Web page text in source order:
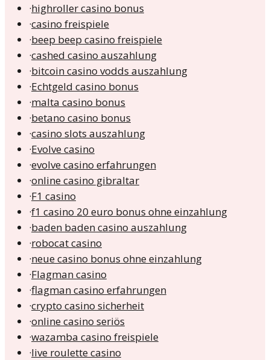
·highroller casino bonus
·casino freispiele
·beep beep casino freispiele
·cashed casino auszahlung
·bitcoin casino vodds auszahlung
·Echtgeld casino bonus
·malta casino bonus
·betano casino bonus
·casino slots auszahlung
·Evolve casino
·evolve casino erfahrungen
·online casino gibraltar
·F1 casino
·f1 casino 20 euro bonus ohne einzahlung
·baden baden casino auszahlung
·robocat casino
·neue casino bonus ohne einzahlung
·Flagman casino
·flagman casino erfahrungen
·crypto casino sicherheit
·online casino seriös
·wazamba casino freispiele
·live roulette casino